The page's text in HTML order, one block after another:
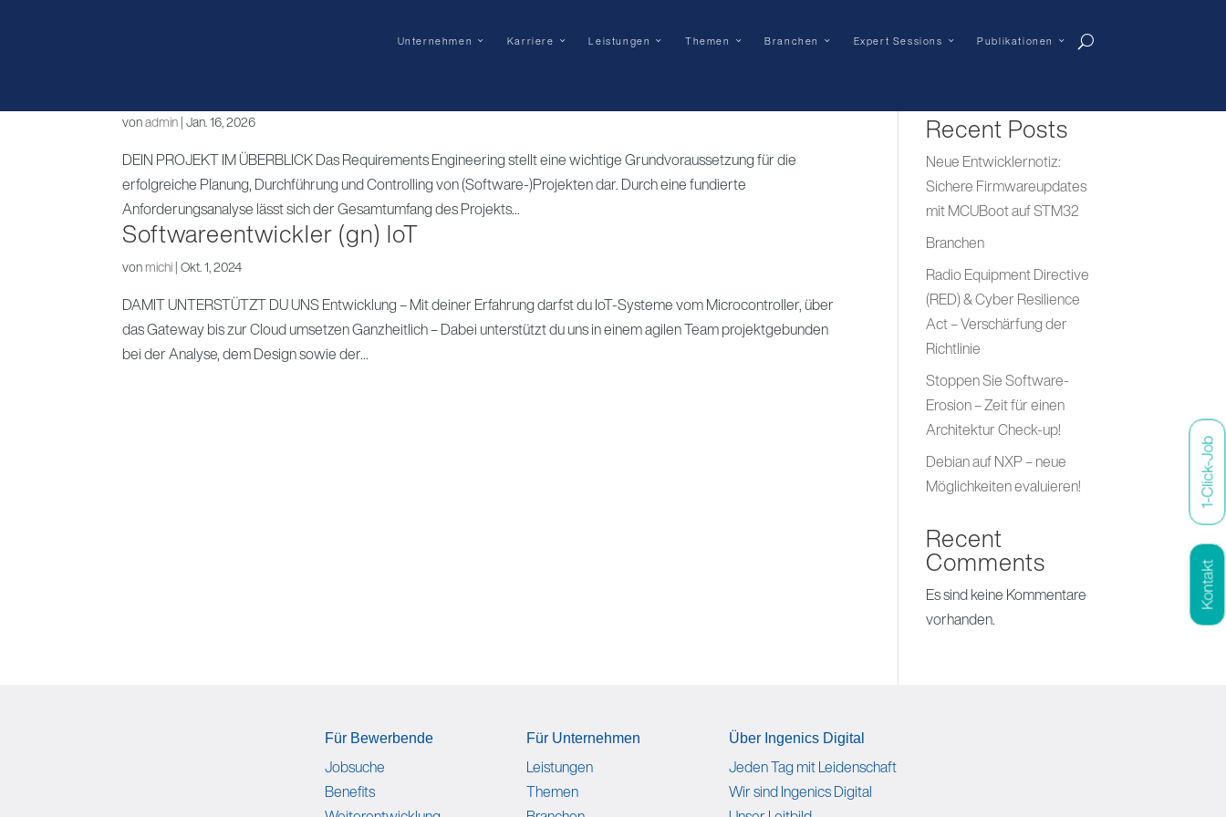
Unternehmen Karriere Leistungen Themen Branchen Expert Sessions Publikationen
vonadmin|Jan. 16, 2026
DEIN PROJEKT IM ÜBERBLICK Das Requirements Engineering stellt eine wichtige Grundvoraussetzung für die
erfolgreiche Planung, Durchführung und Controlling von (Software-)Projekten dar. Durch eine fundierte
Anforderungsanalyse lässt sich der Gesamtumfang des Projekts...
Softwareentwickler (gn) IoT
vonmichi|Okt. 1, 2024
DAMIT UNTERSTÜTZT DU UNS Entwicklung – Mit deiner Erfahrung darfst du IoT-Systeme vom Microcontroller, über
das Gateway bis zur Cloud umsetzen Ganzheitlich – Dabei unterstützt du uns in einem agilen Team projektgebunden
bei der Analyse, dem Design sowie der...
Recent Posts
Neue Entwicklernotiz:
Sichere Firmwareupdates
mit MCUBoot auf STM32
Branchen
Radio Equipment Directive
(RED) & Cyber Resilience
Act – Verschärfung der
Richtlinie
Stoppen Sie Software-
Erosion – Zeit für einen
Architektur Check-up!
Debian auf NXP – neue
Möglichkeiten evaluieren!
Recent
Comments
Es sind keine Kommentare
vorhanden.
Kontakt
1-Click-Job
Für Bewerbende
Jobsuche
Benefits
Für Unternehmen
Leistungen
Themen
Über Ingenics Digital
Jeden Tag mit Leidenschaft
Wir sind Ingenics Digital